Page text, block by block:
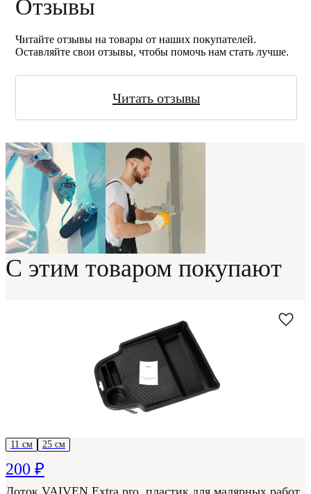
Отзывы
Читайте отзывы на товары от наших покупателей.
Оставляйте свои отзывы, чтобы помочь нам стать лучше.
Читать отзывы
С этим товаром покупают
11 см 25 см
200 ₽